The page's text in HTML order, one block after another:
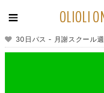
OLIOLI
30日パス - 月謝スクール